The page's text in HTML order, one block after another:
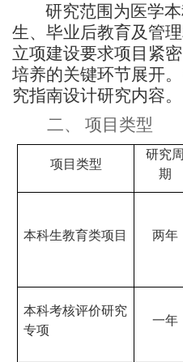
研究范围为医学
生、毕业后教育及管
立项建设要求项目紧
培养的关键环节展开
究指南设计研究内容。
二、 项目类型
项目类型
研究周
期
本科生教育类项目 两年
本科考核评价研究
专项
一年